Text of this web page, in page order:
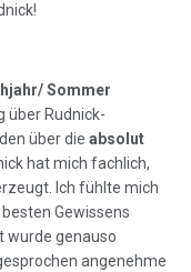
Sommer
über Rudnick-
über die absolut
hat mich fachlich,
Ich fühlte mich
Gewissens
wurde genauso
angenehme